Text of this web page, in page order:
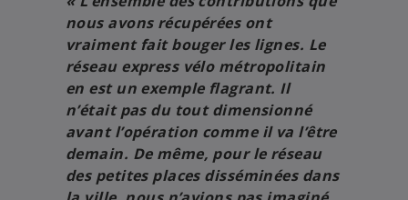
nous avons récupérées ont
vraiment fait bouger les lignes. Le
réseau express vélo métropolitain
en est un exemple flagrant. Il
n’était pas du tout dimensionné
avant l’opération comme il va l’être
demain. De même, pour le réseau
des petites places disséminées dans